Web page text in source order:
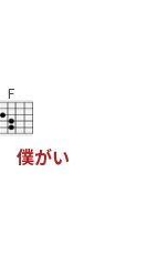
F
僕がい